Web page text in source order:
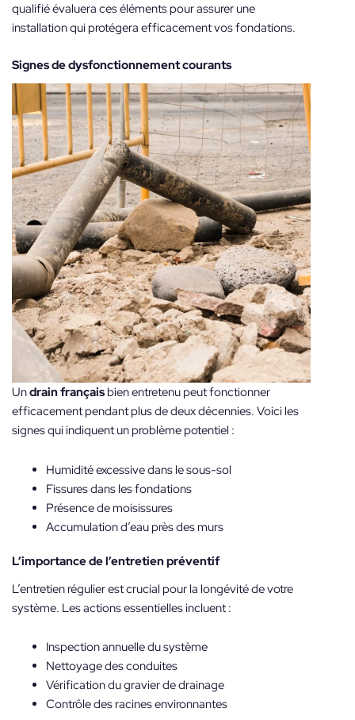
qualifié évaluera ces éléments pour assurer une
installation qui protégera efficacement vos fondations.
Signes de dysfonctionnement courants
Undrain françaisbien entretenu peut fonctionner
efficacement pendant plus de deux décennies. Voici les
signes qui indiquent un problème potentiel :
Humidité excessive dans le sous-sol
Fissures dans les fondations
Présence de moisissures
Accumulation d’eau près des murs
L’importance de l’entretien préventif
L’entretien régulier est crucial pour la longévité de votre
système. Les actions essentielles incluent :
Inspection annuelle du système
Nettoyage des conduites
Vérification du gravier de drainage
Contrôle des racines environnantes